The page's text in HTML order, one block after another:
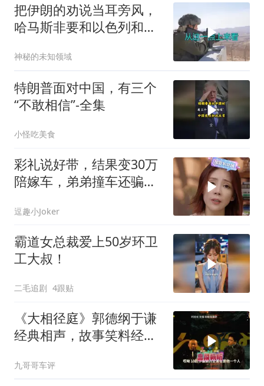
把伊朗的劝说当耳旁风，
哈马斯非要和以色列和
神秘的未知领域
特朗普面对中国，有三个
“不敢相信”-全集
小怪吃美食
彩礼说好带，结果变30万
陪嫁车，弟弟撞车还骗男
逗趣小Joker
霸道女总裁爱上50岁环卫
工大叔！
二毛追剧 4跟贴
《大相径庭》郭德纲于谦
经典相声，故事笑料经典
九哥哥车评